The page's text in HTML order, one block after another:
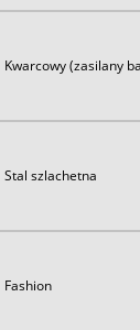
Kwarcowy (zasilany
Stal szlachetna
Fashion